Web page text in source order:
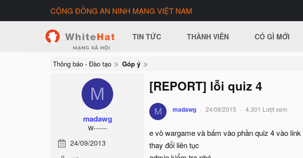
CỘNG ĐỒNG AN NINH MẠNG VIỆT NAM
TIN TỨC THÀNH VIÊN CÓ GÌ MỚI
Thông báo - Đào tạo Góp ý
M
madawg
W-------
24/09/2013
[REPORT] lỗi quiz 4
M madawg 24/08/2015 4.301 Lượt xem
e vô wargame và bấm vào phần quiz 4 vào link
thay đổi liên tục